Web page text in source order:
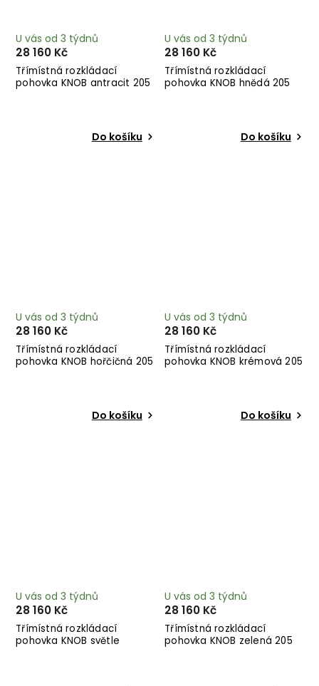
Třímístná rozkládací
pohovka KNOB antracit 205
U vás od 3 týdnů
28 160 Kč
Do košíku
Třímístná rozkládací
pohovka KNOB hnědá 205
U vás od 3 týdnů
28 160 Kč
Do košíku
Třímístná rozkládací
pohovka KNOB hořčičná 205
U vás od 3 týdnů
28 160 Kč
Do košíku
Třímístná rozkládací
pohovka KNOB krémová 205
U vás od 3 týdnů
28 160 Kč
Do košíku
Třímístná rozkládací
pohovka KNOB světle
U vás od 3 týdnů
28 160 Kč
Třímístná rozkládací
pohovka KNOB zelená 205
U vás od 3 týdnů
28 160 Kč